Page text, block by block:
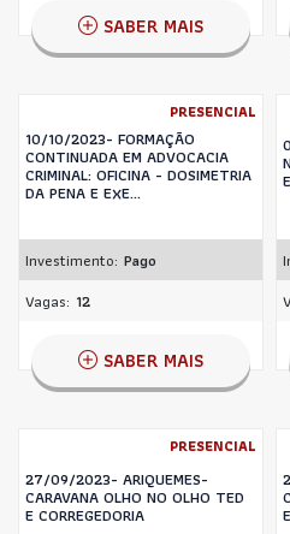
SABER MAIS
PRESENCIAL
10/10/2023- FORMAÇÃO
CONTINUADA EM ADVOCACIA
CRIMINAL: OFICINA - DOSIMETRIA
DA PENA E EXE...
Investimento: Pago
Vagas: 12
SABER MAIS
PRESENCIAL
27/09/2023- ARIQUEMES-
CARAVANA OLHO NO OLHO TED
E CORREGEDORIA